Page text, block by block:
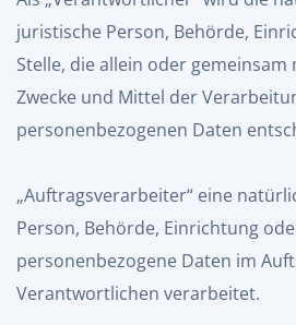
juristische Person, Behörde,
Stelle, die allein oder
Zwecke und Mittel der
personenbezogenen Daten
„Auftragsverarbeiter“ eine
Person, Behörde, Einrichtung
personenbezogene Daten im
Verantwortlichen verarbeitet.